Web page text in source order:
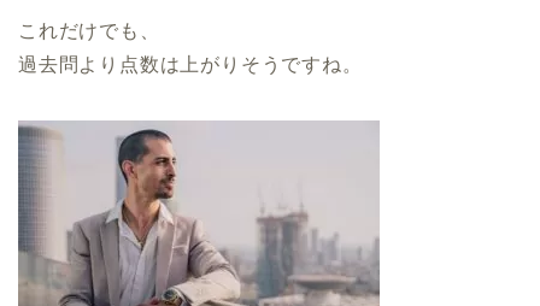
これだけでも、
過去問より点数は上がりそうですね。